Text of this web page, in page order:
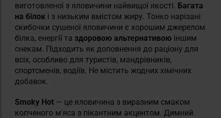
виготовленої з яловичини найвищої якості. Багата
на білок і з низьким вмістом жиру. Тонко нарізані
скибочки сушеної яловичини є хорошим джерелом
білка, енергії та здоровою альтернативою іншим
снекам. Підходить як доповнення до раціону для
всіх, особливо для туристів, мандрівників,
спортсменів, водіїв. Не містить жодних хімічних
добавок.
Smoky Hot — це яловичина з виразним смаком
копченого м'яса з пікантним акцентом. Димний